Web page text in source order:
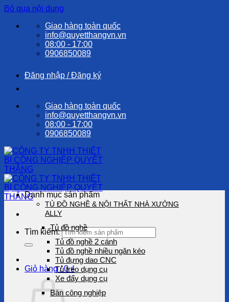
Bỏ qua nội dung
Giao hàng toàn quốc
info@quyetthangvn.vn
08:00 - 17:00
0906850089
Đăng nhập / Đăng ký
Giao hàng toàn quốc
info@quyetthangvn.vn
08:00 - 17:00
0906850089
Tìm kiếm:
Giỏ hàng /0₫
Danh mục sản phẩm
TỦ ĐỒ NGHỀ & NỘI THẤT NHÀ XƯỞNG
ALLY
Tủ đồ nghề
Tủ đồ nghề 2 cánh
Tủ đồ nghề nhiều ngăn kéo
Tủ đựng dao CNC
Tủ treo dụng cụ
Xe đẩy dụng cụ
Bàn công nghiệp